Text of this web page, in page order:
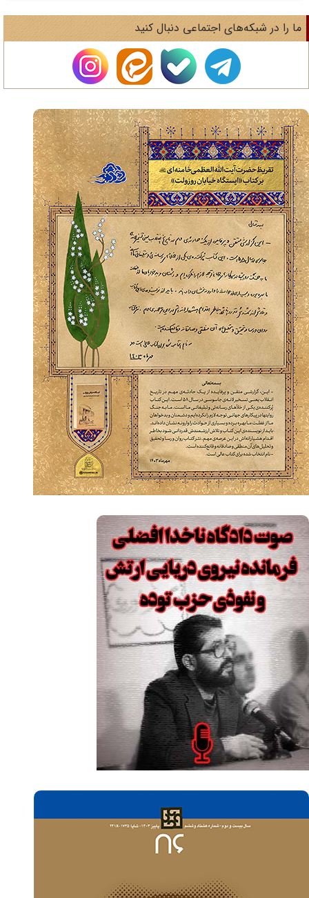
را در شبکه‌های اجتماعی دنبال کنید